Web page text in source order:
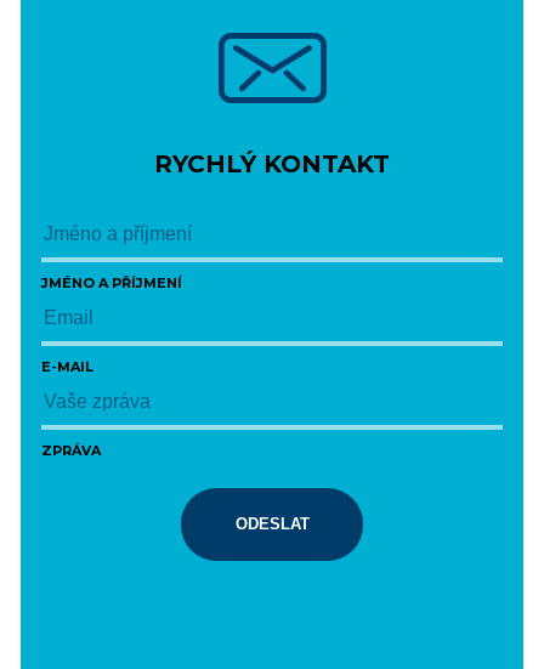
RYCHLÝ KONTAKT
JMÉNO A PŘÍJMENÍ
E-MAIL
ZPRÁVA
ODESLAT